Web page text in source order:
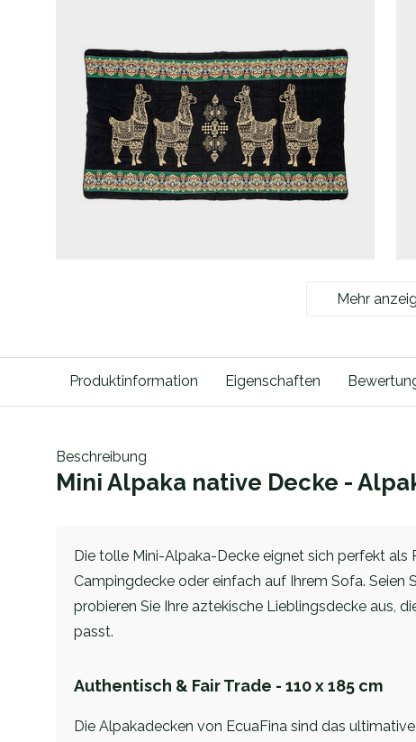
Mehr
Produktinformation Eigenschaften
Beschreibung
Mini Alpaka native Decke -
Die tolle Mini-Alpaka-Decke eignet sich perfekt als
Campingdecke oder einfach auf Ihrem Sofa. Seien
probieren Sie Ihre aztekische Lieblingsdecke aus,
passt.
Authentisch & Fair Trade - 110 x 185 cm
Die Alpakadecken von EcuaFina sind das